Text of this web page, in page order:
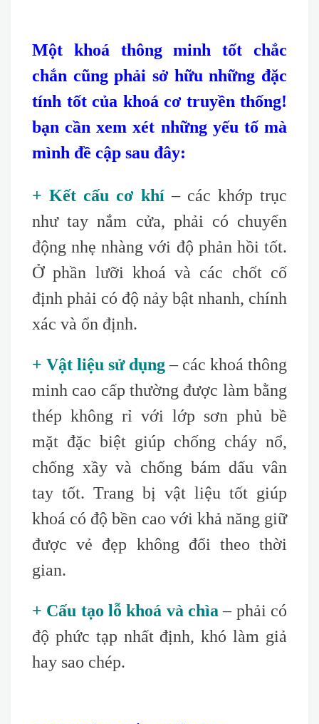
Một khoá thông minh tốt chắc
chắn cũng phải sở hữu những đặc
tính tốt của khoá cơ truyền thống!
bạn cần xem xét những yếu tố mà
mình đề cập sau đây:
+ Kết cấu cơ khí– các khớp trục
như tay nắm cửa, phải có chuyển
động nhẹ nhàng với độ phản hồi tốt.
Ở phần lưỡi khoá và các chốt cố
định phải có độ nảy bật nhanh, chính
xác và ổn định.
+ Vật liệu sử dụng– các khoá thông
minh cao cấp thường được làm bằng
thép không rỉ với lớp sơn phủ bề
mặt đặc biệt giúp chống cháy nổ,
chống xầy và chống bám dấu vân
tay tốt. Trang bị vật liệu tốt giúp
khoá có độ bền cao với khả năng giữ
được vẻ đẹp không đổi theo thời
gian.
+ Cấu tạo lỗ khoá và chìa – phải có
độ phức tạp nhất định, khó làm giả
hay sao chép.